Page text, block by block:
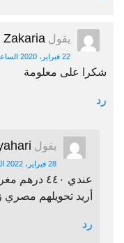
يقول Zakaria
22 فبراير، 2020 الساعة 1:31 ص
شكرا على معلومة
رد
يقول
28 فبراير، 2022 الساعة 12:23 ص
عندي ٤٤٠ درهم مغربي
أريد تحويلهم
رد